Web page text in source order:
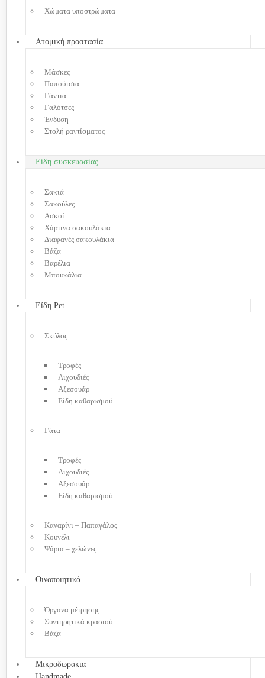
Χώματα υποστρώματα
Ατομική προστασία
Μάσκες
Παπούτσια
Γάντια
Γαλότσες
Ένδυση
Στολή ραντίσματος
Είδη συσκευασίας
Σακιά
Σακούλες
Ασκοί
Χάρτινα σακουλάκια
Διαφανές σακουλάκια
Βάζα
Βαρέλια
Μπουκάλια
Είδη Pet
Σκύλος
Τροφές
Λιχουδιές
Αξεσουάρ
Είδη καθαρισμού
Γάτα
Τροφές
Λιχουδιές
Αξεσουάρ
Είδη καθαρισμού
Καναρίνι – Παπαγάλος
Κουνέλι
Ψάρια – χελώνες
Οινοποιητικά
Όργανα μέτρησης
Συντηρητικά κρασιού
Βάζα
Μικροδωράκια